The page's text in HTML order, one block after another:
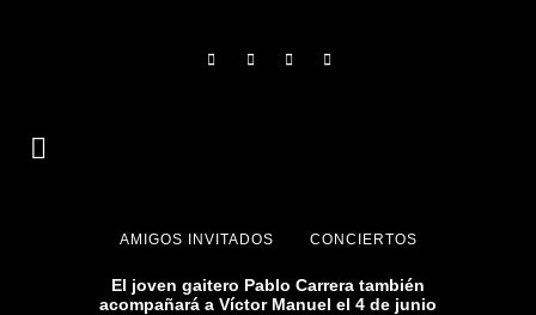
AMIGOS INVITADOS CONCIERTOS
El joven ‪‎gaitero‬ ‪Pablo Carrera también
acompañará a ‪‎Víctor Manuel‬ el 4 de junio